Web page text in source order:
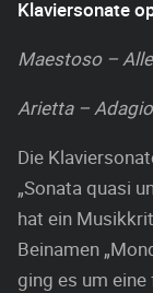
Klaviersonate
Maestoso –
Arietta –
Die
„Sonata quasi
hat ein
Beinamen
ging es um eine